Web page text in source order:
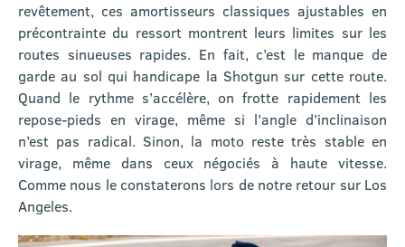
revêtement, ces amortisseurs classiques ajustables en
précontrainte du ressort montrent leurs limites sur les
routes sinueuses rapides. En fait, c’est le manque de
garde au sol qui handicape la Shotgun sur cette route.
Quand le rythme s’accélère, on frotte rapidement les
repose-pieds en virage, même si l’angle d’inclinaison
n’est pas radical. Sinon, la moto reste très stable en
virage, même dans ceux négociés à haute vitesse.
Comme nous le constaterons lors de notre retour sur Los
Angeles.